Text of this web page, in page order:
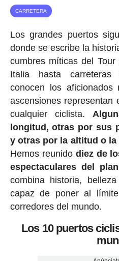
CARRETERA
Los grandes puertos
donde se escribe la
cumbres míticas del
Italia hasta
conocen los aficionados
ascensiones representan
cualquier ciclista.
longitud, otras por sus
y otras por la altitud o
Hemos reunido diez de
espectaculares del
combina historia,
capaz de poner al
corredores del mundo.
Los 10 puertos